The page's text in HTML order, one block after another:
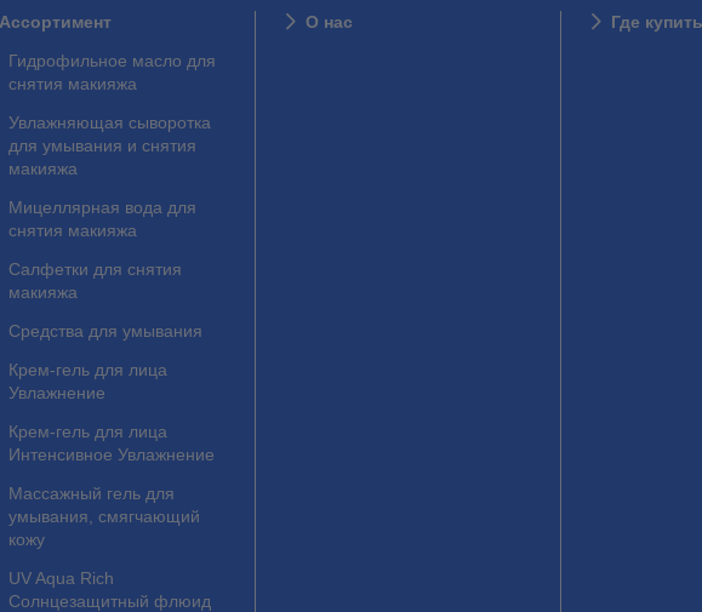
Ассортимент
Гидрофильное масло для
снятия макияжа
Увлажняющая сыворотка
для умывания и снятия
макияжа
Мицеллярная вода для
снятия макияжа
Салфетки для снятия
макияжа
Средства для умывания
Крем-гель для лица
Увлажнение
Крем-гель для лица
Интенсивное Увлажнение
Массажный гель для
умывания, смягчающий
кожу
UV Aqua Rich
Солнцезащитный флюид
О нас Где купить